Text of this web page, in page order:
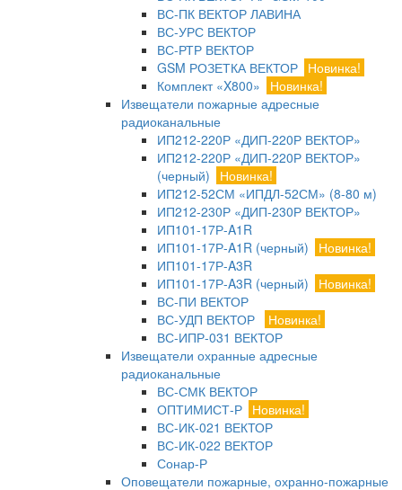
ВС-ПК ВЕКТОР ЛАВИНА
ВС-УРС ВЕКТОР
ВС-РТР ВЕКТОР
GSM РОЗЕТКА ВЕКТОР Новинка!
Комплект «X800»
Новинка!
Извещатели пожарные адресные
радиоканальные
ИП212-220Р «ДИП-220Р ВЕКТОР»
ИП212-220Р «ДИП-220Р ВЕКТОР»
(черный)
Новинка!
ИП212-52СМ «ИПДЛ-52СМ» (8-80 м)
ИП212-230Р «ДИП-230Р ВЕКТОР»
ИП101-17Р-A1R
ИП101-17Р-A1R (черный)
Новинка!
ИП101-17Р-A3R
ИП101-17Р-A3R (черный)
Новинка!
ВС-ПИ ВЕКТОР
ВС-УДП ВЕКТОР
Новинка!
ВС-ИПР-031 ВЕКТОР
Извещатели охранные адресные
радиоканальные
ВС-СМК ВЕКТОР
ОПТИМИСТ-Р Новинка!
ВС-ИК-021 ВЕКТОР
ВС-ИК-022 ВЕКТОР
Сонар-Р
Оповещатели пожарные, охранно-пожарные